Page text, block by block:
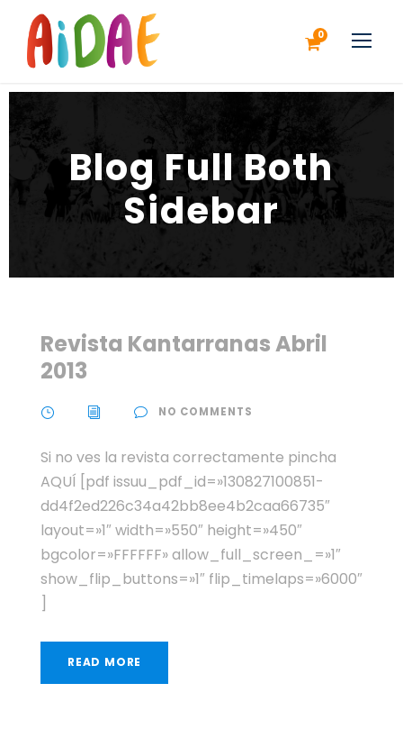
0
Blog Full Both
Sidebar
Revista Kantarranas Abril
2013
NO COMMENTS
Si no ves la revista correctamente pincha
AQUÍ [pdf issuu_pdf_id=»130827100851-
dd4f2ed226c34a42bb8ee4b2caa66735″
layout=»1″ width=»550″ height=»450″
bgcolor=»FFFFFF» allow_full_screen_=»1″
show_flip_buttons=»1″ flip_timelaps=»6000″
READ MORE